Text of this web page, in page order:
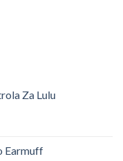
Za Lulu
Earmuff